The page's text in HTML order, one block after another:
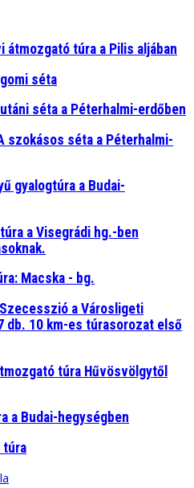
átmozgató túra a Pilis aljában
séta
séta a Péterhalmi-erdőben
szokásos séta a Péterhalmi-
gyalogtúra a Budai-
a Visegrádi hg.-ben
Macska - bg.
a Városligeti
db. 10 km-es túrasorozat első
túra Hűvösvölgytől
a Budai-hegységben
túra